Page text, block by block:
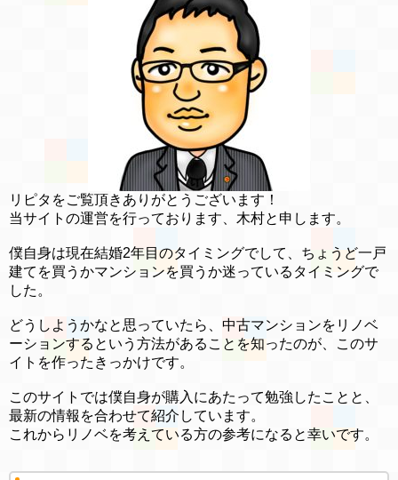
リピタをご覧頂きありがとうございます！
当サイトの運営を行っております、木村と申します。
僕自身は現在結婚2年目のタイミングでして、ちょうど一戸
建てを買うかマンションを買うか迷っているタイミングで
した。
どうしようかなと思っていたら、中古マンションをリノベ
ーションするという方法があることを知ったのが、このサ
イトを作ったきっかけです。
このサイトでは僕自身が購入にあたって勉強したことと、
最新の情報を合わせて紹介しています。
これからリノベを考えている方の参考になると幸いです。